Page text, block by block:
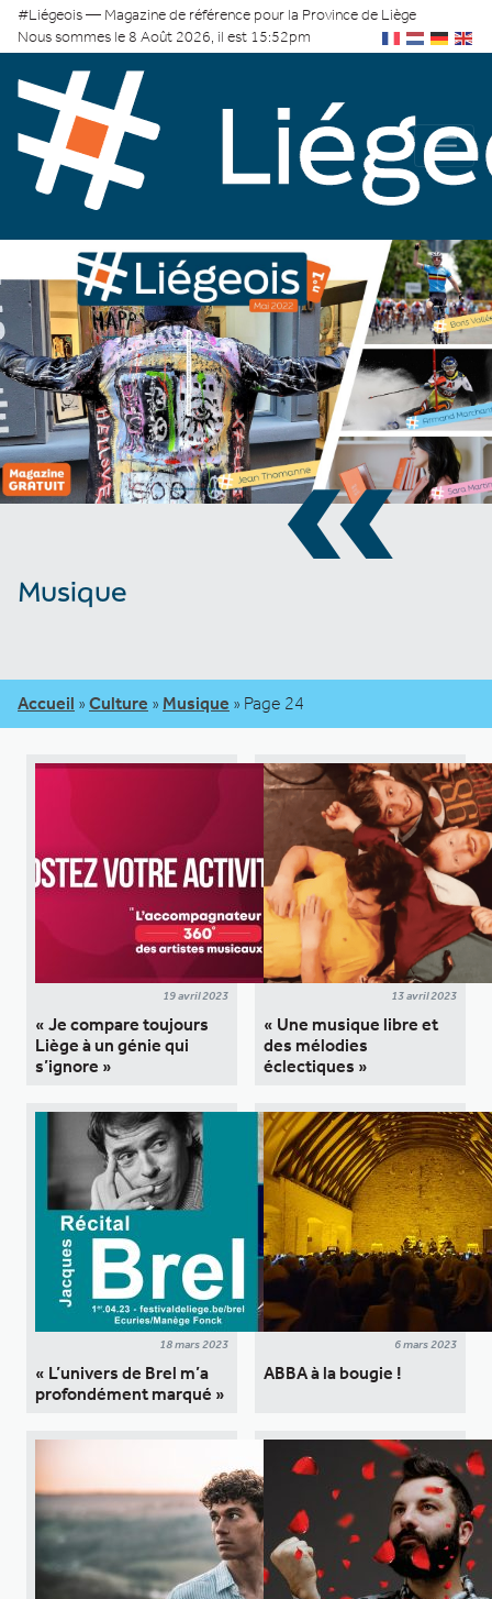
#Liégeois — Magazine de référence pour la Province de Liège
Nous sommes le 8 Août 2026, il est 15:52pm
«
Musique
Accueil » Culture » Musique » Page 24
19 avril 2023
« Je compare toujours
Liège à un génie qui
s’ignore »
13 avril 2023
« Une musique libre et
des mélodies
éclectiques »
18 mars 2023
« L’univers de Brel m’a
profondément marqué »
6 mars 2023
ABBA à la bougie !